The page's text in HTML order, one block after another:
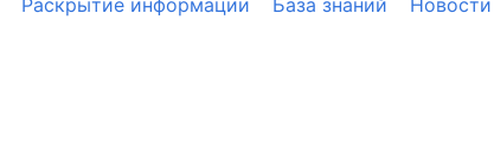
Раскрытие информации База знаний Новости